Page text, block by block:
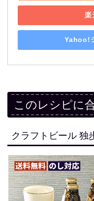
楽
Yahoo!
このレシピに
クラフトビール 独